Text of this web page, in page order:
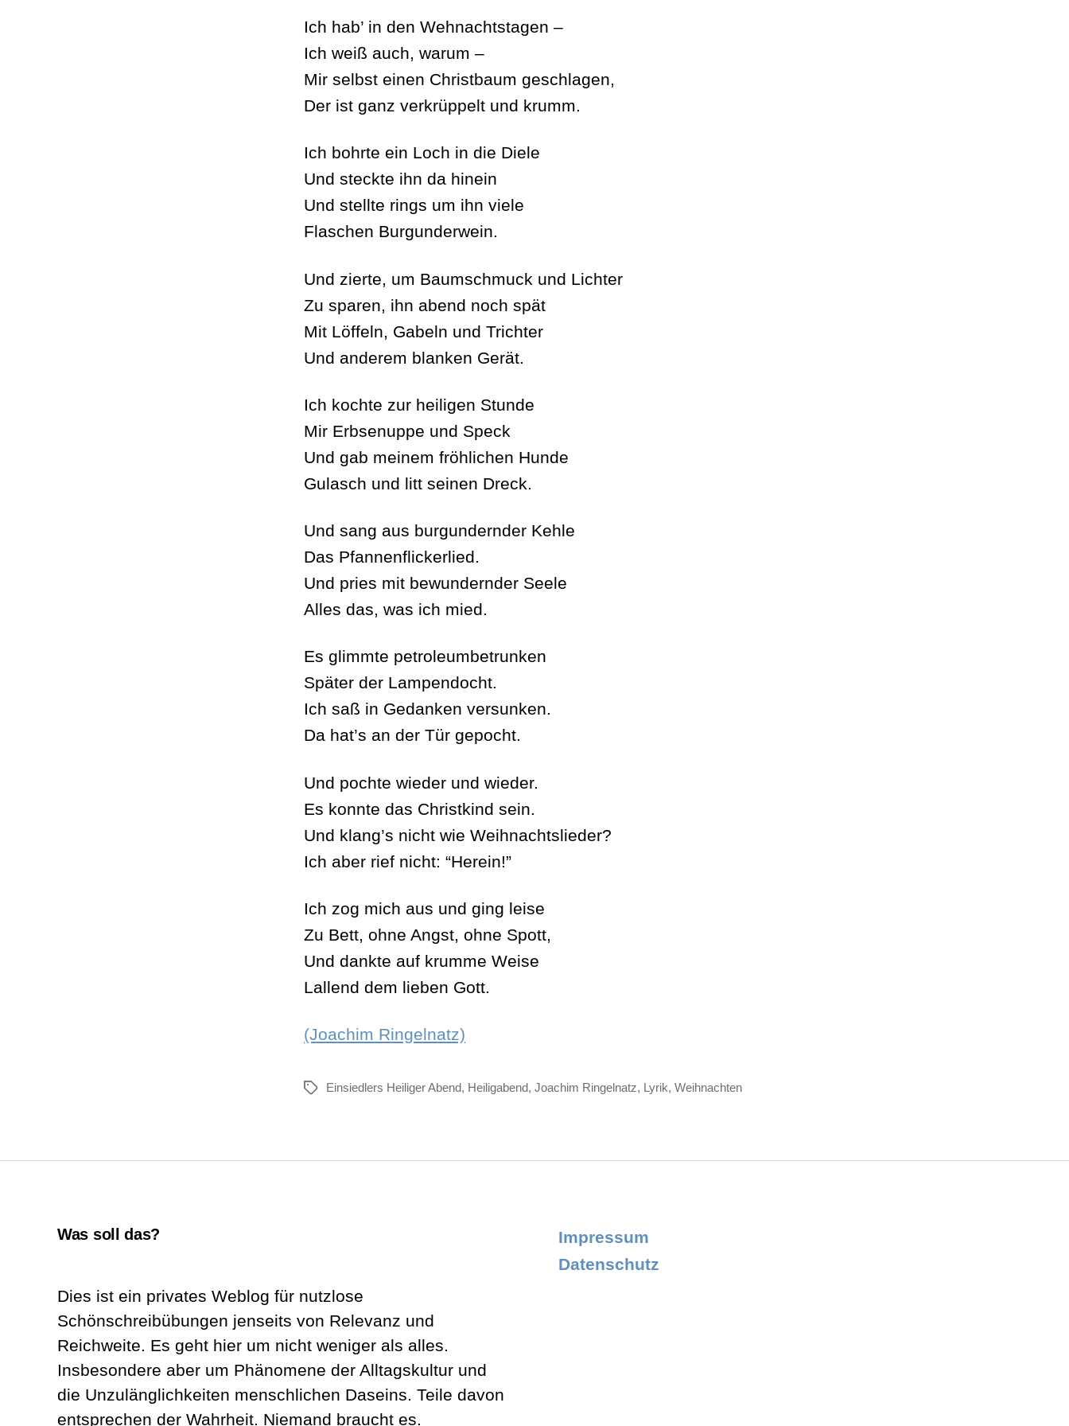
Ich hab’ in den Wehnachtstagen –
Ich weiß auch, warum –
Mir selbst einen Christbaum geschlagen,
Der ist ganz verkrüppelt und krumm.
Ich bohrte ein Loch in die Diele
Und steckte ihn da hinein
Und stellte rings um ihn viele
Flaschen Burgunderwein.
Und zierte, um Baumschmuck und Lichter
Zu sparen, ihn abend noch spät
Mit Löffeln, Gabeln und Trichter
Und anderem blanken Gerät.
Ich kochte zur heiligen Stunde
Mir Erbsenuppe und Speck
Und gab meinem fröhlichen Hunde
Gulasch und litt seinen Dreck.
Und sang aus burgundernder Kehle
Das Pfannenflickerlied.
Und pries mit bewundernder Seele
Alles das, was ich mied.
Es glimmte petroleumbetrunken
Später der Lampendocht.
Ich saß in Gedanken versunken.
Da hat’s an der Tür gepocht.
Und pochte wieder und wieder.
Es konnte das Christkind sein.
Und klang’s nicht wie Weihnachtslieder?
Ich aber rief nicht: “Herein!”
Ich zog mich aus und ging leise
Zu Bett, ohne Angst, ohne Spott,
Und dankte auf krumme Weise
Lallend dem lieben Gott.
(Joachim Ringelnatz)
Schlagwörter
Einsiedlers Heiliger Abend, Heiligabend, Joachim Ringelnatz, Lyrik, Weihnachten
Was soll das?
Dies ist ein privates Weblog für nutzlose
Schönschreibübungen jenseits von Relevanz und
Reichweite. Es geht hier um nicht weniger als alles.
Insbesondere aber um Phänomene der Alltagskultur und
die Unzulänglichkeiten menschlichen Daseins. Teile davon
entsprechen der Wahrheit. Niemand braucht es.
Impressum
Datenschutz